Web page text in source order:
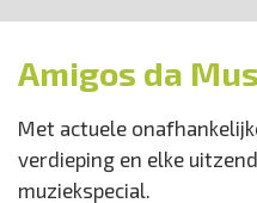
Amigos da
Met actuele
verdieping en elke
muziekspecial.